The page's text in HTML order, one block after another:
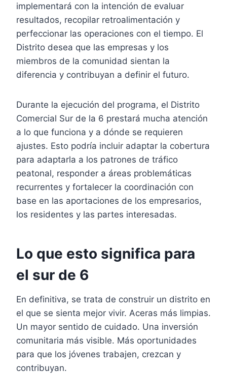
implementará con la intención de evaluar
resultados, recopilar retroalimentación y
perfeccionar las operaciones con el tiempo. El
Distrito desea que las empresas y los
miembros de la comunidad sientan la
diferencia y contribuyan a definir el futuro.
Durante la ejecución del programa, el Distrito
Comercial Sur de la 6 prestará mucha atención
a lo que funciona y a dónde se requieren
ajustes. Esto podría incluir adaptar la cobertura
para adaptarla a los patrones de tráfico
peatonal, responder a áreas problemáticas
recurrentes y fortalecer la coordinación con
base en las aportaciones de los empresarios,
los residentes y las partes interesadas.
Lo que esto significa para
el sur de 6
En definitiva, se trata de construir un distrito en
el que se sienta mejor vivir. Aceras más limpias.
Un mayor sentido de cuidado. Una inversión
comunitaria más visible. Más oportunidades
para que los jóvenes trabajen, crezcan y
contribuyan.